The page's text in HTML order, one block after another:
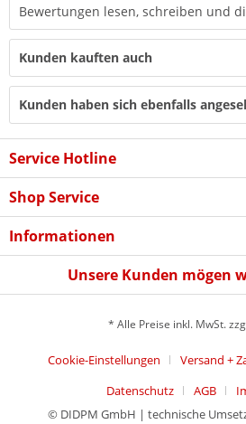
Bewertungen lesen, schreiben und
Kunden kauften auch
Kunden haben sich ebenfalls
Service Hotline
Shop Service
Informationen
Unsere Kunden mögen
* Alle Preise inkl. MwSt.
Cookie-Einstellungen Versand +
Datenschutz
AGB
© DIDPM GmbH | technische